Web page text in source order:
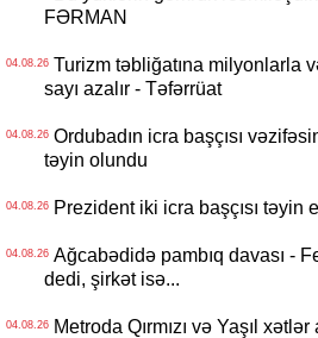
FƏRMAN
04.08.26Turizm təbliğatına milyonlarla
sayı azalır - Təfərrüat
04.08.26Ordubadın icra başçısı
təyin olundu
04.08.26Prezident iki icra başçısı təyin
04.08.26Ağcabədidə pambıq davası -
dedi, şirkət isə...
04.08.26Metroda Qırmızı və Yaşıl